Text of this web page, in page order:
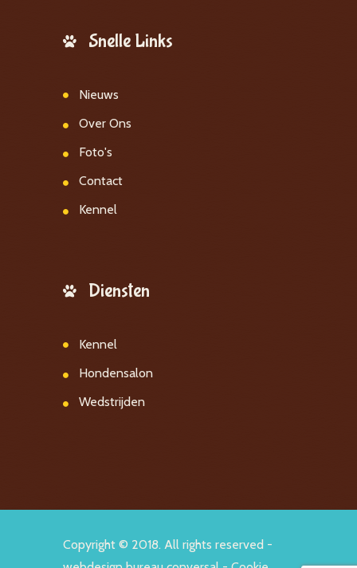
Snelle Links
Nieuws
Over Ons
Foto's
Contact
Kennel
Diensten
Kennel
Hondensalon
Wedstrijden
Copyright © 2018. All rights reserved -